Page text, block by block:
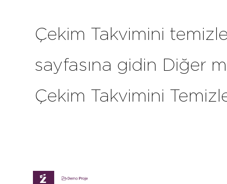
Çekim Takvimini
sayfasına gidin Diğer
Çekim Takvimini